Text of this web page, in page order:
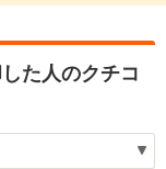
た人のクチコ